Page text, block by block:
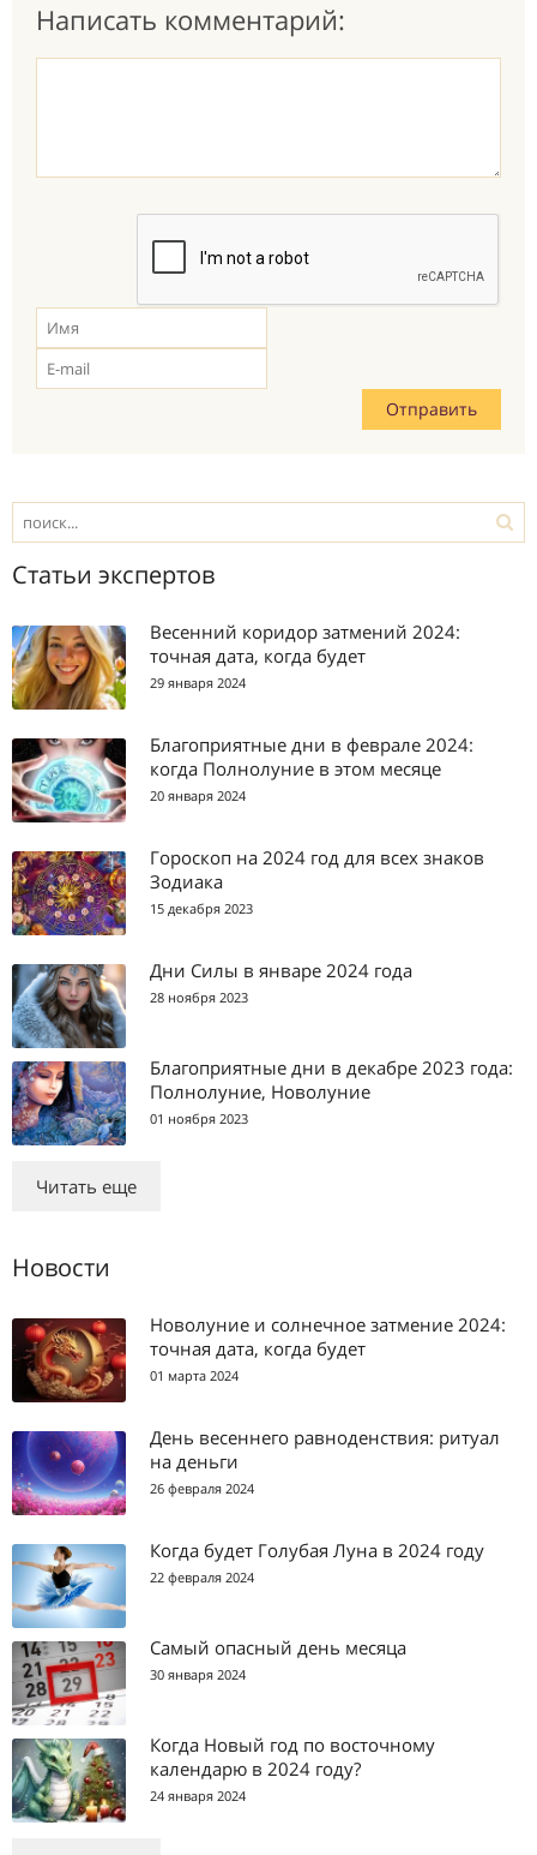
Написать комментарий:
Статьи экспертов
Весенний коридор затмений 2024:
точная дата, когда будет
29 января 2024
Благоприятные дни в феврале 2024:
когда Полнолуние в этом месяце
20 января 2024
Гороскоп на 2024 год для всех знаков
Зодиака
15 декабря 2023
Дни Силы в январе 2024 года
28 ноября 2023
Благоприятные дни в декабре 2023 года:
Полнолуние, Новолуние
01 ноября 2023
Читать еще
Новости
Новолуние и солнечное затмение 2024:
точная дата, когда будет
01 марта 2024
День весеннего равноденствия: ритуал
на деньги
26 февраля 2024
Когда будет Голубая Луна в 2024 году
22 февраля 2024
Самый опасный день месяца
30 января 2024
Когда Новый год по восточному
календарю в 2024 году?
24 января 2024